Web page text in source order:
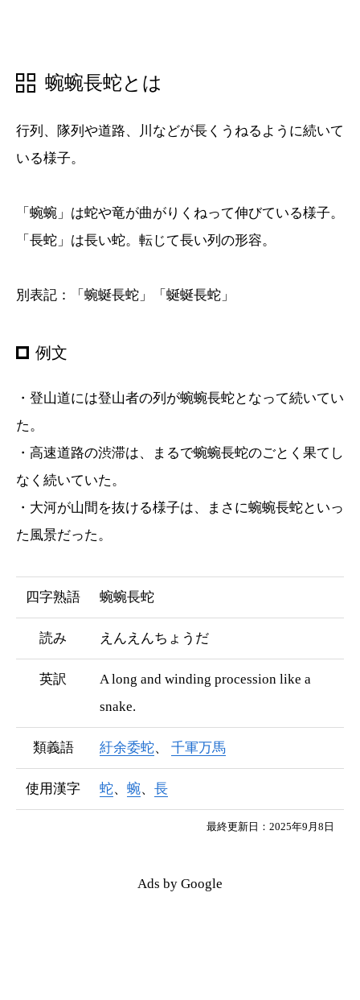
蜿蜿長蛇とは
行列、隊列や道路、川などが長くうねるように続いて
いる様子。
「蜿蜿」は蛇や竜が曲がりくねって伸びている様子。
「長蛇」は長い蛇。転じて長い列の形容。
別表記：「蜿蜒長蛇」「蜒蜒長蛇」
例文
・登山道には登山者の列が蜿蜿長蛇となって続いてい
た。
・高速道路の渋滞は、まるで蜿蜿長蛇のごとく果てし
なく続いていた。
・大河が山間を抜ける様子は、まさに蜿蜿長蛇といっ
た風景だった。
四字熟語 蜿蜿長蛇
読み えんえんちょうだ
英訳
A long and winding procession like a
snake.
類義語 紆余委蛇 千軍万馬
使用漢字 蛇、 蜿、 長
最終更新日：2025年9月8日
Ads by Google